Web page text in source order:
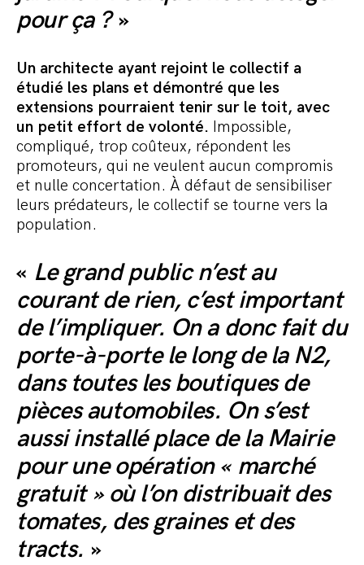
pour ça ?»
Un architecte ayant rejoint le collectif a
étudié les plans et démontré que les
extensions pourraient tenir sur le toit, avec
un petit effort de volonté. Impossible,
compliqué, trop coûteux, répondent les
promoteurs, qui ne veulent aucun compromis
et nulle concertation. À défaut de sensibiliser
leurs prédateurs, le collectif se tourne vers la
population.
« Le grand public n’est au
courant de rien, c’est important
de l’impliquer. On a donc fait du
porte-à-porte le long de la N2,
dans toutes les boutiques de
pièces automobiles. On s’est
aussi installé place de la Mairie
pour une opération « marché
gratuit » où l’on distribuait des
tomates, des graines et des
tracts. »